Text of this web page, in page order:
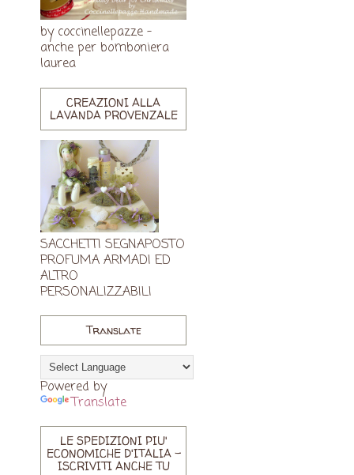
by coccinellepazze -
anche per bomboniera
laurea
CREAZIONI ALLA
LAVANDA PROVENZALE
SACCHETTI SEGNAPOSTO
PROFUMA ARMADI ED
ALTRO
PERSONALIZZABILI
Translate
Powered by
Translate
LE SPEDIZIONI PIU'
ECONOMICHE D'ITALIA -
ISCRIVITI ANCHE TU